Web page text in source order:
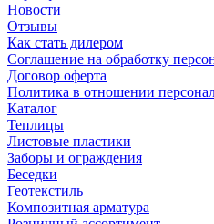
Новости
Отзывы
Как стать дилером
Соглашение на обработку
Договор оферта
Политика в отношении
Каталог
Теплицы
Листовые пластики
Заборы и ограждения
Беседки
Геотекстиль
Композитная арматура